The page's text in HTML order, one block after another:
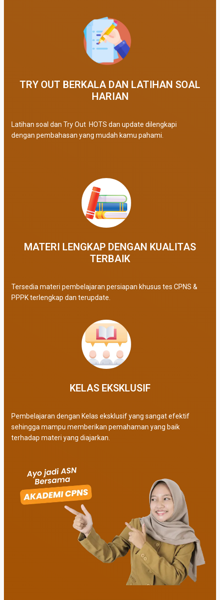
TRY OUT BERKALA DAN LATIHAN SOAL
HARIAN
Latihan soal dan Try Out HOTS dan update dilengkapi
dengan pembahasan yang mudah kamu pahami.
MATERI LENGKAP DENGAN KUALITAS
TERBAIK​
Tersedia materi pembelajaran persiapan khusus tes CPNS &
PPPK terlengkap dan terupdate.
KELAS EKSKLUSIF​
Pembelajaran dengan Kelas eksklusif yang sangat efektif
sehingga mampu memberikan pemahaman yang baik
terhadap materi yang diajarkan.